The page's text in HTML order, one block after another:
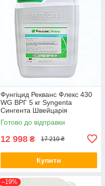
Фунгіцид Рекванс Флекс 430
WG ВРГ 5 кг Syngenta
Сингента Швейцарія
Готово до відправки
12 998 ₴ 17 210 ₴
Купити
–19%